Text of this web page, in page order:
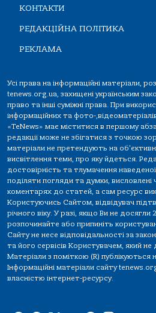
КОНТАКТИ
РЕДАКЦІЙНА ПОЛІТИКА
РЕКЛАМА
Усі права на інформаційні матеріали,
tenews.org.ua, захищені українським
право та інші суміжні права. При
інформаційних та фото-
«TeNews» має міститися в першому
редакції може не збігатися з точкою
матеріали не претендують на
висвітлення теми, про яку йдеться.
достовірність та тлумачення
поділяти погляди та думки, висловлені
коментарях до статей, а сам ресурс
Користуючись Сайтом, відвідувач
річного віку. У разі, якщо Ви не досягли
розпочинайте або припиніть
Сайту не несе відповідальності за
та його сервісів Користувачем, який не
Матеріали з поміткою (R) публікуються
Інформаційні матеріали сайту
власністю інтернет-ресурсу.